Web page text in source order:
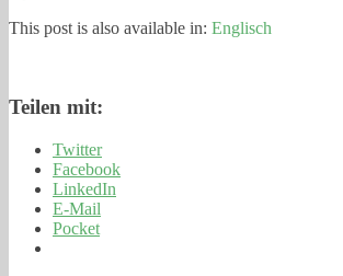
This post is also available in: Englisch
Teilen mit:
Twitter
Facebook
LinkedIn
E-Mail
Pocket